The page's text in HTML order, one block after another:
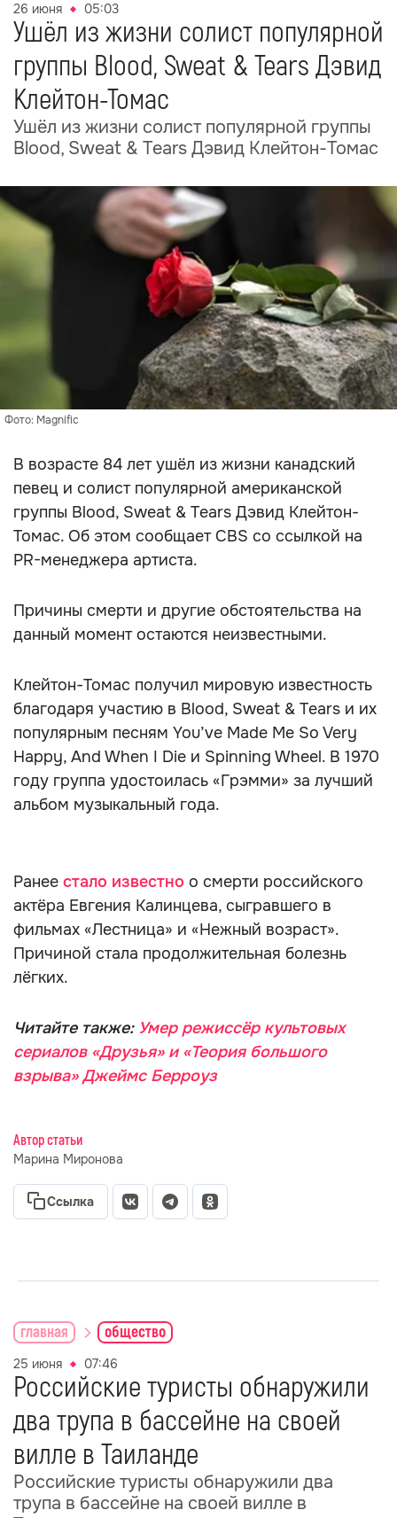
26 июня 05:03
Ушёл из жизни солист популярной
группы Blood, Sweat & Tears Дэвид
Клейтон-Томас
Ушёл из жизни солист популярной группы
Blood, Sweat & Tears Дэвид Клейтон-Томас
Фото: Magnific
В возрасте 84 лет ушёл из жизни канадский
певец и солист популярной американской
группы Blood, Sweat & Tears Дэвид Клейтон-
Томас. Об этом сообщает CBS со ссылкой на
PR-менеджера артиста.
Причины смерти и другие обстоятельства на
данный момент остаются неизвестными.
Клейтон-Томас получил мировую известность
благодаря участию в Blood, Sweat & Tears и их
популярным песням You’ve Made Me So Very
Happy, And When I Die и Spinning Wheel. В 1970
году группа удостоилась «Грэмми» за лучший
альбом музыкальный года.
Ранее стало известно о смерти российского
актёра Евгения Калинцева, сыгравшего в
фильмах «Лестница» и «Нежный возраст».
Причиной стала продолжительная болезнь
лёгких.
Читайте также: Умер режиссёр культовых
сериалов «Друзья» и «Теория большого
взрыва» Джеймс Берроуз
Автор статьи
Марина Миронова
Ссылка
главная общество
25 июня 07:46
Российские туристы обнаружили
два трупа в бассейне на своей
вилле в Таиланде
Российские туристы обнаружили два
трупа в бассейне на своей вилле в